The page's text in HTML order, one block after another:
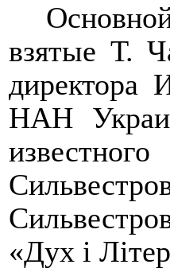
взятые Т.
директора
НАН
«Дух і Лі